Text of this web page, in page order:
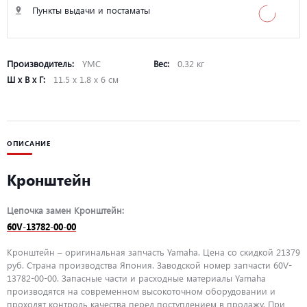
Пункты выдачи и постаматы
Производитель: YMC Вес:
0.32 кг
Ш х В х Г:
11.5 х 1.8 х 6 см
ОПИСАНИЕ
Кронштейн
Цепочка замен Кронштейн:
60V-13782-00-00
Кронштейн – оригинальная запчасть Yamaha. Цена со скидкой 21379
руб. Страна производства Япония. Заводской номер запчасти 60V-
13782-00-00. Запасные части и расходные материалы Yamaha
производятся на современном высокоточном оборудовании и
проходят контроль качества перед поступлением в продажу. При